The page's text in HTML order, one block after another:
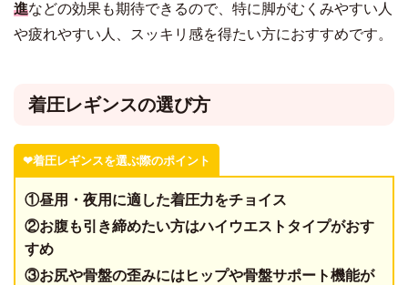
進などの効果も期待できるので、特に脚がむくみやすい人
や疲れやすい人、スッキリ感を得たい方におすすめです。
着圧レギンスの選び方
❤︎着圧レギンスを選ぶ際のポイント
①昼用・夜用に適した着圧力をチョイス
②お腹も引き締めたい方はハイウエストタイプがおす
すめ
③お尻や骨盤の歪みにはヒップや骨盤サポート機能が